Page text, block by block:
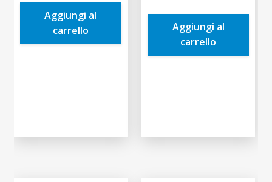
9,00€.
Aggiungi al
carrello
era:
5,90€.
è:
Aggiungi al
carrello